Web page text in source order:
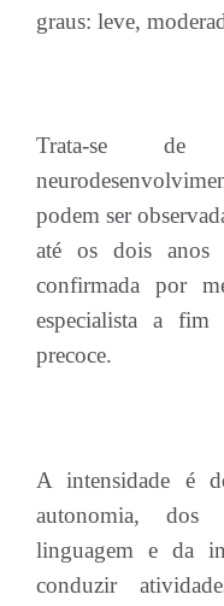
graus: leve,
Trata-se
podem ser
até os dois anos
confirmada por
especialista a
precoce.
A intensidade é
autonomia, dos
linguagem e da
conduzir